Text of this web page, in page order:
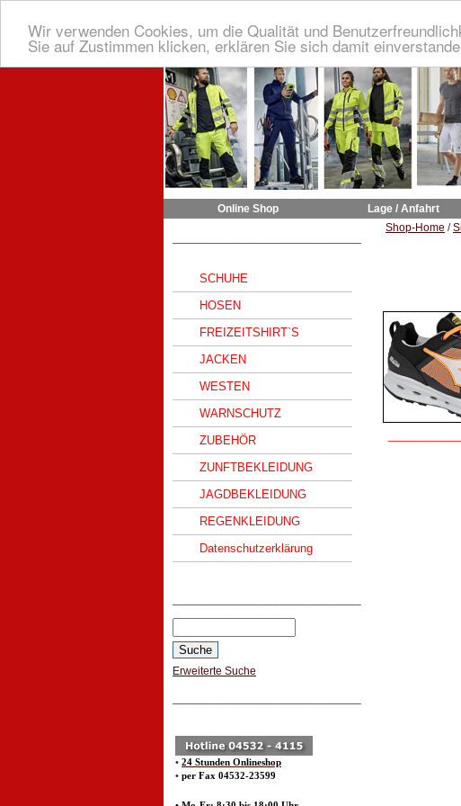
Wir verwenden Cookies, um die Qualität und
Sie auf Zustimmen klicken, erklären Sie sich damit
Online Shop Lage / Anfahrt
SCHUHE
HOSEN
FREIZEITSHIRT`S
JACKEN
WESTEN
WARNSCHUTZ
ZUBEHÖR
ZUNFTBEKLEIDUNG
JAGDBEKLEIDUNG
REGENKLEIDUNG
Datenschutzerklärung
Erweiterte Suche
• 24 Stunden Onlineshop
• per Fax 04532-23599
Shop-Home /